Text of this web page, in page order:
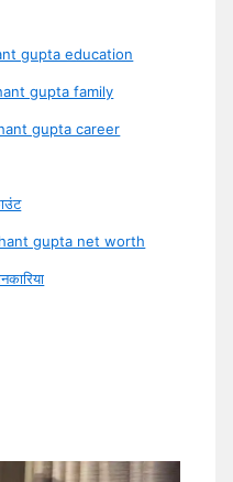
gupta education
gupta family
gupta career
gupta net worth